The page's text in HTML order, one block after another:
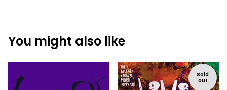
You might also like
Sold
out